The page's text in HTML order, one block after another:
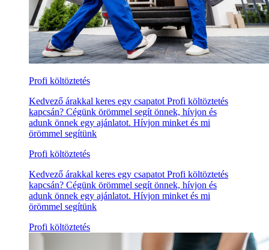
Profi költöztetés
Kedvező árakkal keres egy csapatot Profi költöztetés
kapcsán? Cégünk örömmel segít önnek, hívjon és
adunk önnek egy ajánlatot. Hívjon minket és mi
örömmel segítünk
Profi költöztetés
Kedvező árakkal keres egy csapatot Profi költöztetés
kapcsán? Cégünk örömmel segít önnek, hívjon és
adunk önnek egy ajánlatot. Hívjon minket és mi
örömmel segítünk
Profi költöztetés